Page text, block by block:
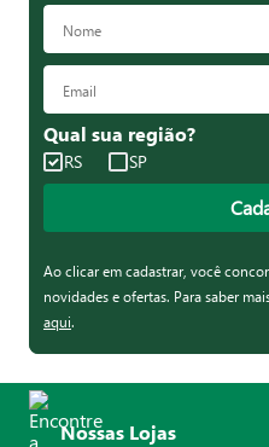
Qual sua região?
RS SP
Ao clicar em cadastrar, você
novidades e ofertas. Para saber
aqui.
Nossas Lojas